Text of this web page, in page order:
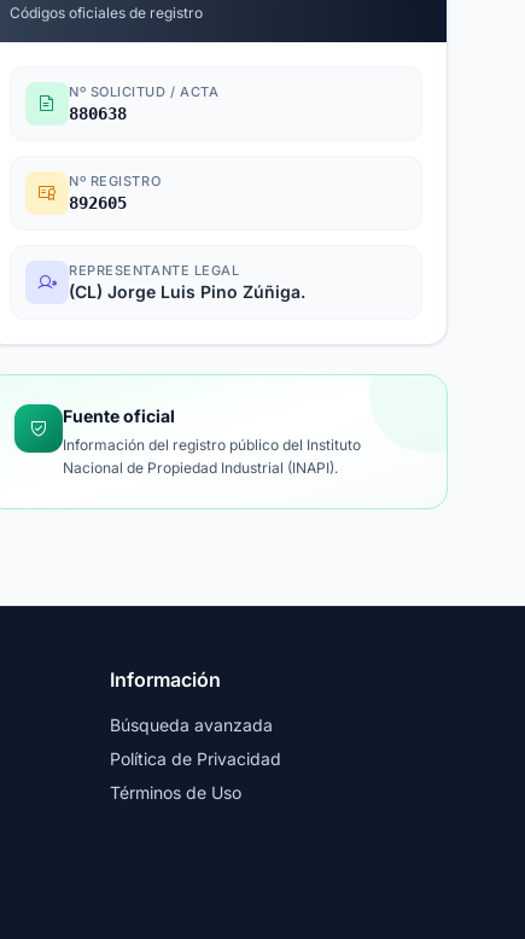
Códigos oficiales de registro
Nº SOLICITUD / ACTA
880638
Nº REGISTRO
892605
REPRESENTANTE LEGAL
(CL) Jorge Luis Pino Zúñiga.
Fuente oficial
Información del registro público del Instituto
Nacional de Propiedad Industrial (INAPI).
Información
Búsqueda avanzada
Política de Privacidad
Términos de Uso